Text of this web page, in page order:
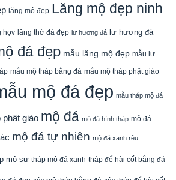
lăng mộ đẹp Lăng mộ đẹp ninh
họv lăng thờ đá đẹp lư hương đá lư hương đá
đá đẹp mẫu lăng mộ đẹp mẫu lư
mẫu mộ tháp bằng đá mẫu mộ tháp phật giáo
mộ đá đẹp mẫu tháp mộ đá
phật giáo mộ đá mộ đá hình tháp mộ đá
mộ đá tự nhiên mộ đá xanh rêu
mộ sư tháp mộ đá xanh tháp để hài cốt bằng đá